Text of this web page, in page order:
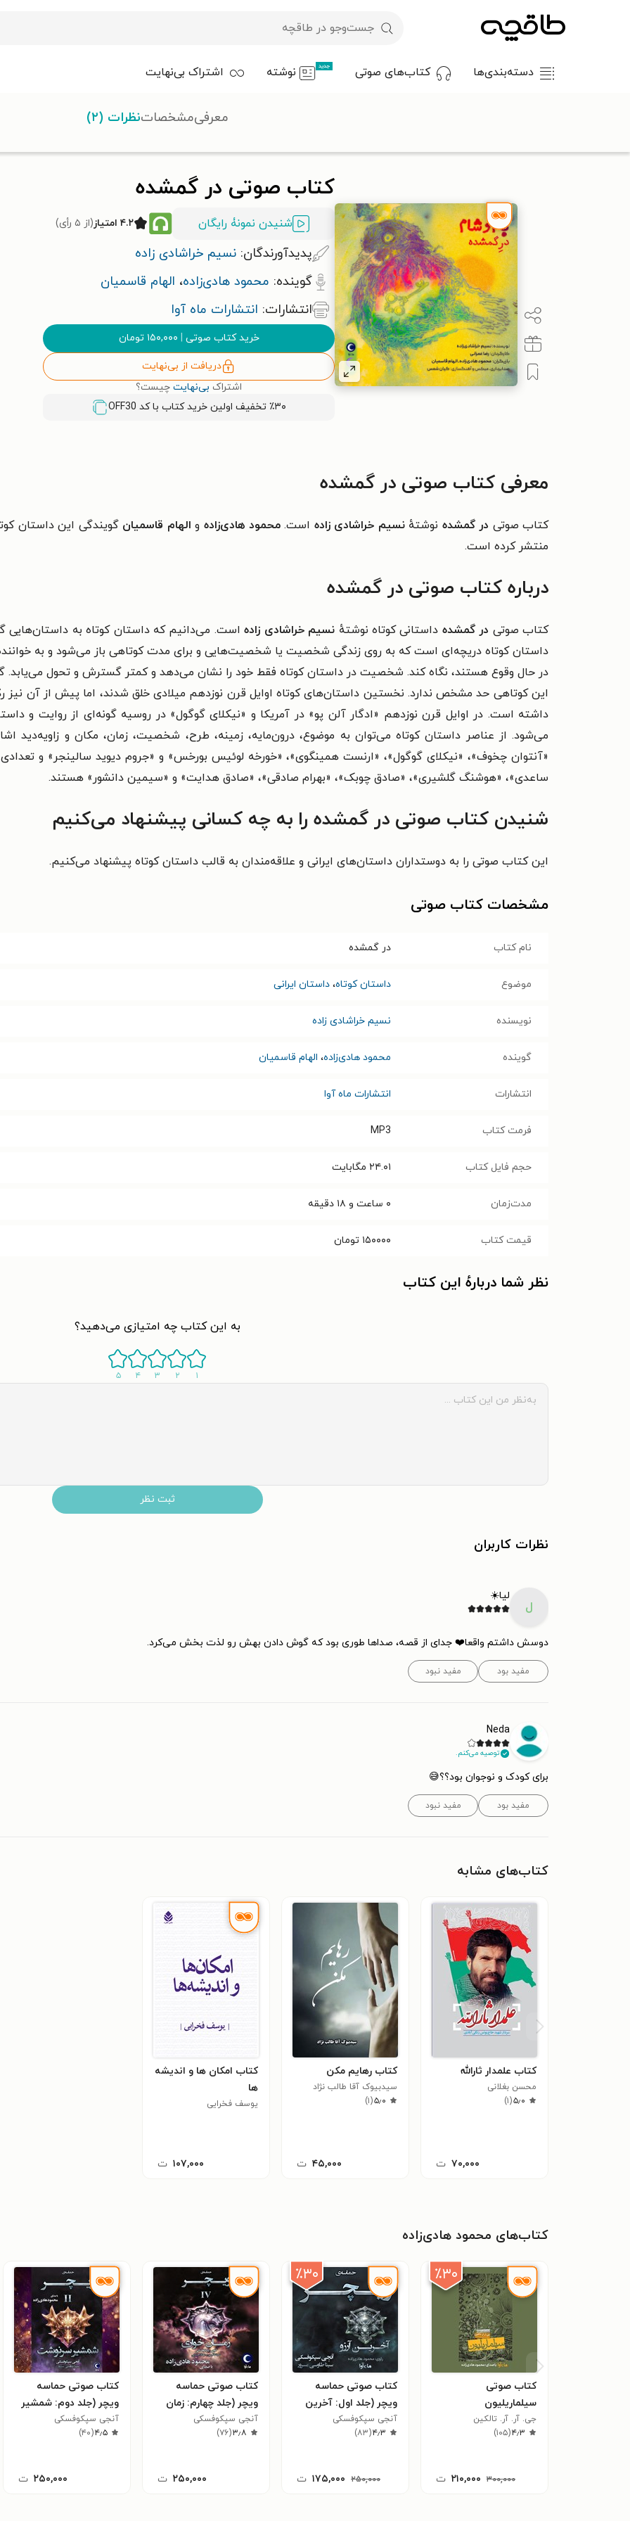
دسته‌بندی‌ها کتاب‌های صوتی جدید نوشته اشتراک بی‌نهایت
کتاب صوتی در گمشده
شنیدن نمونۀ رایگان ۴.۲ امتیاز (از ۵ رأی)
پدیدآورندگان: نسیم خراشادی‌ زاده
گوینده: محمود هادی‌زاده، الهام قاسمیان
انتشارات: انتشارات ماه آوا
خرید کتاب صوتی | ۱۵۰,۰۰۰ تومان
دریافت از بی‌نهایت
اشتراک بی‌نهایت چیست؟
٪۳۰ تخفیف اولین خرید کتاب با کد
OFF30
معرفیمشخصاتنظرات (۲)
معرفی کتاب صوتی در گمشده
کتاب صوتی در گمشده نوشتهٔ نسیم خراشادی‌ زاده است.محمود هادی‌زاده و الهام قاسمیان گویندگی این داستان
منتشر کرده است.
درباره کتاب صوتی در گمشده
کتاب صوتی در گمشده داستانی کوتاه نوشتهٔ نسیم خراشادی‌ زادهاست. می‌دانیم که داستان کوتاه به داستان‌هایی
داستان کوتاه دریچه‌ای است که به روی زندگی شخصیت یا شخصیت‌هایی و برای مدت کوتاهی باز می‌شود و به خواننده
در حال وقوع هستند، نگاه کند. شخصیت در داستان کوتاه فقط خود را نشان می‌دهد و کمتر گسترش و تحول می‌یابد.
این کوتاهی حد مشخص ندارد. نخستین داستان‌های کوتاه اوایل قرن نوزدهم میلادی خلق شدند، اما پیش از آن نیز
داشته است. در اوایل قرن نوزدهم «ادگار آلن پو» در آمریکا و «نیکلای گوگول» در روسیه گونه‌ای از روایت و
می‌شود. از عناصر داستان کوتاه می‌توان به موضوع، درون‌مایه، زمینه، طرح، شخصیت، زمان، مکان و زاویه‌دید
«آنتوان چخوف»، «نیکلای گوگول»، «ارنست همینگوی»، «خورخه لوئیس بورخس» و «جروم دیوید سالینجر» و تعدادی
ساعدی»، «هوشنگ گلشیری»، «صادق چوبک»، «بهرام صادقی»، «صادق هدایت» و «سیمین دانشور» هستند.
شنیدن کتاب صوتی در گمشده را به چه کسانی پیشنهاد می‌کنیم
این کتاب صوتی را به دوستداران داستان‌های ایرانی و علاقه‌مندان به قالب داستان کوتاه پیشنهاد می‌کنیم.
مشخصات کتاب صوتی
نام کتاب در گمشده
موضوع داستان کوتاه، داستان ایرانی
نویسنده نسیم خراشادی‌ زاده
گوینده محمود هادی‌زاده، الهام قاسمیان
انتشارات انتشارات ماه آوا
فرمت کتاب MP3
حجم فایل کتاب ۲۴.۰۱ مگابایت
مدت‌زمان ۰ ساعت و ۱۸ دقیقه
قیمت کتاب ۱۵۰۰۰۰ تومان
نظر شما دربارهٔ این کتاب
به این کتاب چه امتیازی می‌دهید؟
۱ ۲ ۳ ۴ ۵
ثبت نظر
نظرات کاربران
ل
لیا☀️
دوسش داشتم واقعا❤️ جدای از قصه، صداها طوری بود که گوش دادن بهش رو لذت بخش می‌کرد.
مفید بود مفید نبود
Neda
توصیه می‌کنم.
برای کودک و نوجوان بود؟؟😅
مفید بود مفید نبود
کتاب‌های مشابه
کتاب علمدار ثارالله
محسن بغلانی
۵٫۰(۱)
۷۰,۰۰۰ ت
کتاب رهایم مکن
سیدبیوک آقا طالب نژاد
۵٫۰(۱)
۴۵,۰۰۰ ت
کتاب امکان ها و اندیشه
ها
یوسف فخرایی
۱۰۷,۰۰۰ ت
کتاب‌های محمود هادی‌زاده
٪۳۰
کتاب صوتی
سیلماریلیون
جی. آر. آر. تالکین
۴٫۳(۱۰۵)
۳۰۰,۰۰۰ ۲۱۰,۰۰۰ ت
٪۳۰
کتاب صوتی حماسه
ویچر (جلد اول: آخرین
آرزو)
آنجی سپکوفسکی
۴٫۳(۸۳)
۲۵۰,۰۰۰ ۱۷۵,۰۰۰ ت
کتاب صوتی حماسه
ویچر (جلد چهارم: زمان
خواری)
آنجی سپکوفسکی
۳٫۸(۷۶)
۲۵۰,۰۰۰ ت
کتاب صوتی حماسه
ویچر (جلد دوم: شمشیر
سرنوشت)
آنجی سپکوفسکی
۴٫۵(۴۰)
۲۵۰,۰۰۰ ت